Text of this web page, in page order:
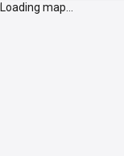
Loading map...